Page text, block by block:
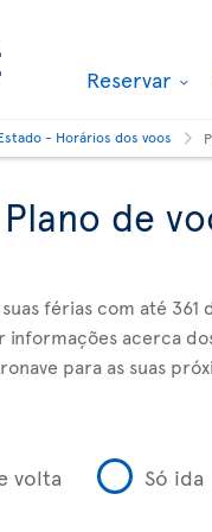
Reservar
- Horários dos voos
Plano de
suas férias com até
informações acerca
para as suas
volta Só ida